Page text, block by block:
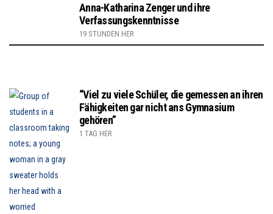
Anna-Katharina Zenger und ihre
Verfassungskenntnisse
19 STUNDEN HER
“Viel zu viele Schüler, die gemessen an ihren
Fähigkeiten gar nicht ans Gymnasium
gehören”
1 TAG HER